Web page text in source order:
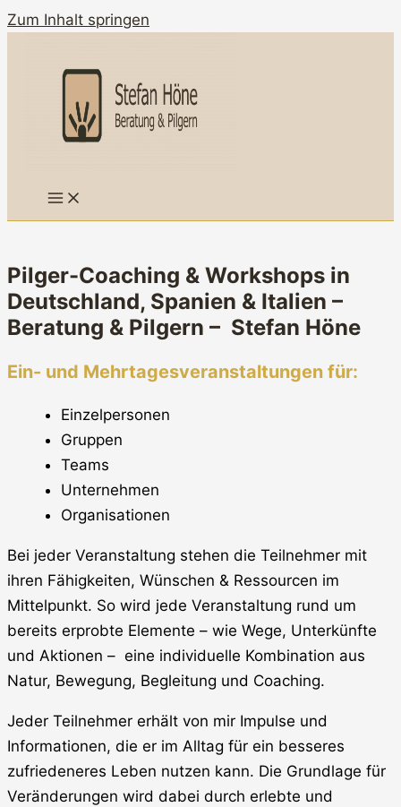
Zum Inhalt springen
Pilger-Coaching & Workshops in
Deutschland, Spanien & Italien –
Beratung & Pilgern – Stefan Höne
Ein- und Mehrtagesveranstaltungen für:
Einzelpersonen
Gruppen
Teams
Unternehmen
Organisationen
Bei jeder Veranstaltung stehen die Teilnehmer mit
ihren Fähigkeiten, Wünschen & Ressourcen im
Mittelpunkt. So wird jede Veranstaltung rund um
bereits erprobte Elemente – wie Wege, Unterkünfte
und Aktionen – eine individuelle Kombination aus
Natur, Bewegung, Begleitung und Coaching.
Jeder Teilnehmer erhält von mir Impulse und
Informationen, die er im Alltag für ein besseres
zufriedeneres Leben nutzen kann. Die Grundlage für
Veränderungen wird dabei durch erlebte und